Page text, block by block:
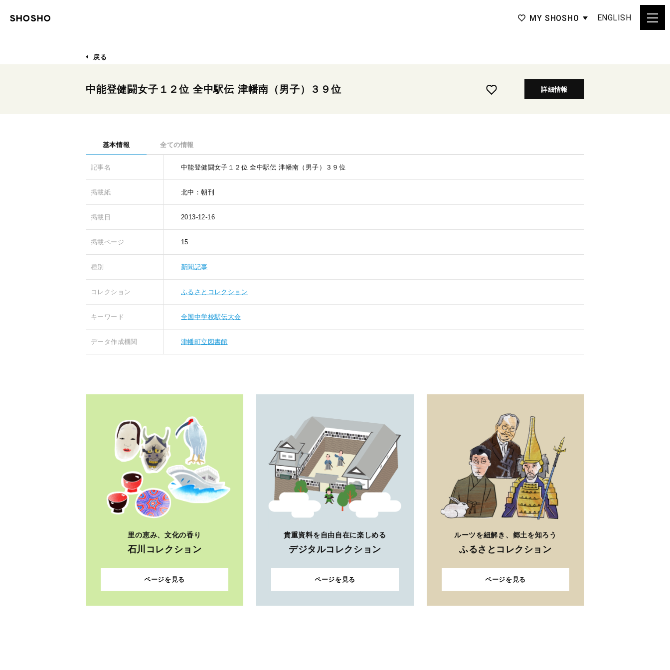
MY SHOSHO ENGLISH
戻る
中能登健闘女子１２位 全中駅伝 津幡南（男子）３９位 詳細情報
基本情報 全ての情報
記事名 中能登健闘女子１２位 全中駅伝 津幡南（男子）３９位
掲載紙 北中：朝刊
掲載日 2013-12-16
掲載ページ 15
種別 新聞記事
コレクション ふるさとコレクション
キーワード 全国中学校駅伝大会
データ作成機関 津幡町立図書館
里の恵み、文化の香り
石川コレクション
ページを見る
貴重資料を自由自在に楽しめる
デジタルコレクション
ページを見る
ルーツを紐解き、郷土を知ろう
ふるさとコレクション
ページを見る